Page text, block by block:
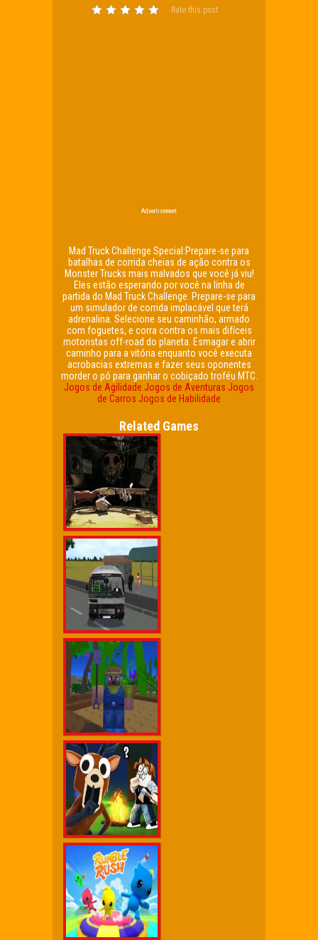
Rate this post
Advertisement
Mad Truck Challenge Special:Prepare-se para
batalhas de corrida cheias de ação contra os
Monster Trucks mais malvados que você já viu!
Eles estão esperando por você na linha de
partida do Mad Truck Challenge. Prepare-se para
um simulador de corrida implacável que terá
adrenalina. Selecione seu caminhão, armado
com foguetes, e corra contra os mais difíceis
motoristas off-road do planeta. Esmagar e abrir
caminho para a vitória enquanto você executa
acrobacias extremas e fazer seus oponentes
morder o pó para ganhar o cobiçado troféu MTC.
Jogos de Agilidade Jogos de Aventuras Jogos
de Carros Jogos de Habilidade
Related Games